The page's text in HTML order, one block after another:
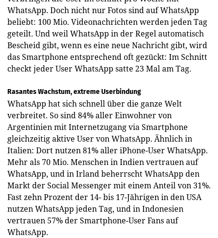
WhatsApp. Doch nicht nur Fotos sind auf WhatsApp
beliebt: 100 Mio. Videonachrichten werden jeden Tag
geteilt. Und weil WhatsApp in der Regel automatisch
Bescheid gibt, wenn es eine neue Nachricht gibt, wird
das Smartphone entsprechend oft gezückt: Im Schnitt
checkt jeder User WhatsApp satte 23 Mal am Tag.
Rasantes Wachstum, extreme Userbindung
WhatsApp hat sich schnell über die ganze Welt
verbreitet. So sind 84% aller Einwohner von
Argentinien mit Internetzugang via Smartphone
gleichzeitig aktive User von WhatsApp. Ähnlich in
Italien: Dort nutzen 81% aller iPhone-User WhatsApp.
Mehr als 70 Mio. Menschen in Indien vertrauen auf
WhatsApp, und in Irland beherrscht WhatsApp den
Markt der Social Messenger mit einem Anteil von 31%.
Fast zehn Prozent der 14- bis 17-Jährigen in den USA
nutzen WhatsApp jeden Tag, und in Indonesien
vertrauen 57% der Smartphone-User Fans auf
WhatsApp.